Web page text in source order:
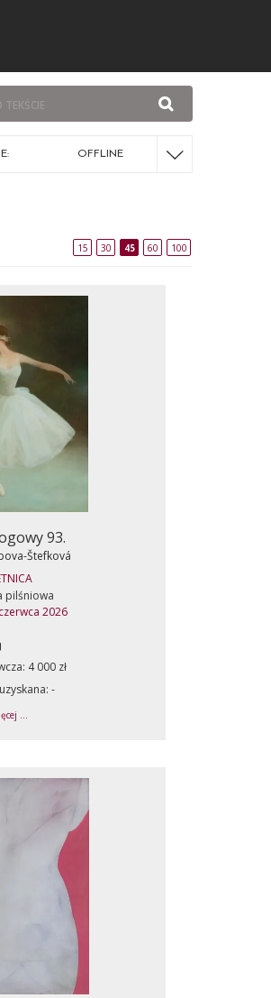
OFFLINE
15 30 45 60 100
93.
Štefková
pilśniowa
2026
4 000 zł
-
...